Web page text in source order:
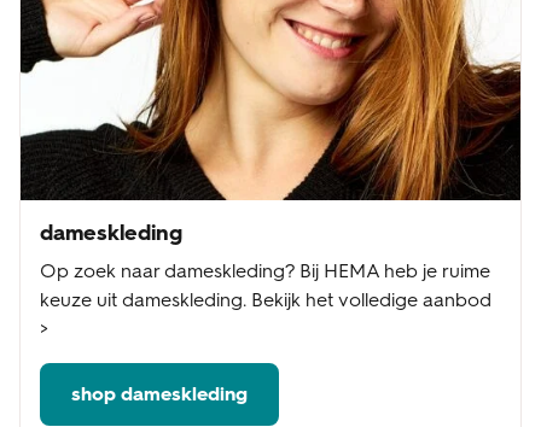
dameskleding
Op zoek naar dameskleding? Bij HEMA heb je ruime
keuze uit dameskleding. Bekijk het volledige aanbod
>
shop dameskleding